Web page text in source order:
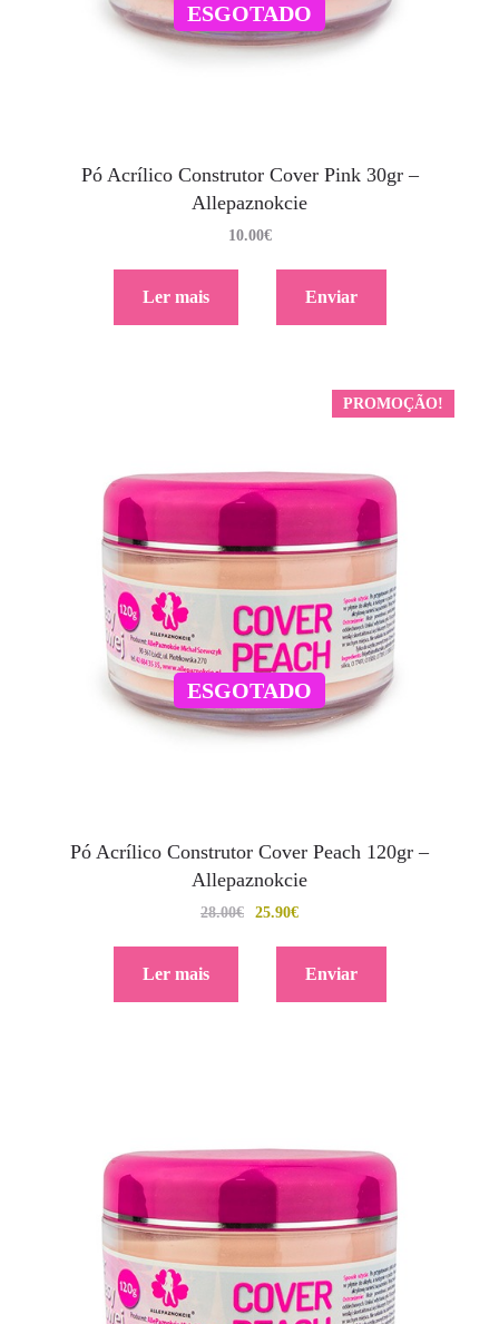
ESGOTADO
Pó Acrílico Construtor Cover Pink 30gr –
Allepaznokcie
10.00€
Ler mais Enviar
PROMOÇÃO!
ESGOTADO
Pó Acrílico Construtor Cover Peach 120gr –
Allepaznokcie
28.00€ 25.90€
Ler mais Enviar